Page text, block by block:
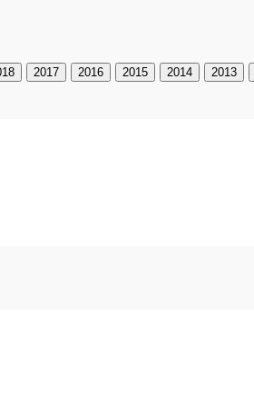
2017 2016 2015 2014 2013